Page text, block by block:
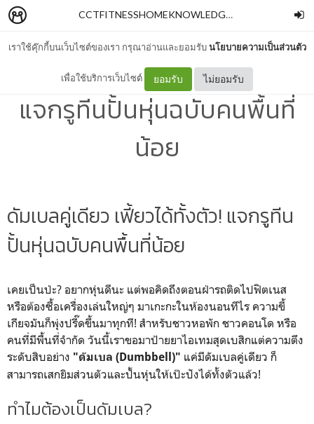
เราใช้คุ๊กกี้บนเว็บไซต์ของเรา กรุณาอ่านและยอมรับนโยบายความเป็นส่วนตัว
เพื่อใช้บริการเว็บไซต์ ยอมรับ ไม่ยอมรับ
CCTFITNESSHOMEKNOWLEDGE– Chawalit
ดัมเบลคู่เดียว เฟี้ยวได้ทั้งตัว!
แจกรูทีนปั้นหุ่นฉบับคนพื้นที่
น้อย
ดัมเบลคู่เดียว เฟี้ยวได้ทั้งตัว! แจกรูทีน
ปั้นหุ่นฉบับคนพื้นที่น้อย
เคยเป็นป่ะ? อยากหุ่นดีนะ แต่พอคิดถึงตอนฝ่ารถติดไปฟิตเนส
หรือต้องซื้อเครื่องเล่นใหญ่ๆ มาเกะกะในห้องนอนทีไร ความขี้
เกียจมันก็พุ่งปรี๊ดขึ้นมาทุกที! สำหรับชาวหอพัก ชาวคอนโด หรือ
คนที่มีพื้นที่จำกัด วันนี้เราขอมาป้ายยาไอเทมสุดเบสิกแต่ความตึง
ระดับสิบอย่าง "ดัมเบล (Dumbbell)" แค่มีดัมเบลคู่เดียว ก็
สามารถเสกยิมส่วนตัวและปั้นหุ่นให้เป๊ะปังได้ทั้งตัวแล้ว!
ทำไมต้องเป็นดัมเบล?